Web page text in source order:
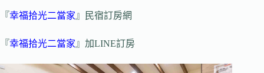
『幸福拾光二當家』民宿訂房網
『幸福拾光二當家』加LINE訂房